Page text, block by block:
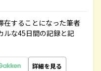
在することになった筆者
ルな45日間の記録と記
詳細を見る